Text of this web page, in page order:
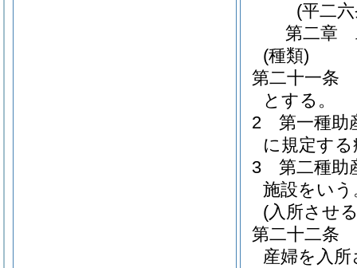
(平二
第二章
(種類)
第二十一条
とする。
2
第一種助
に規定す
3
第二種助
施設をいう
(入所させ
第二十二条
産婦を入